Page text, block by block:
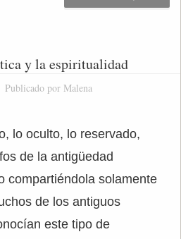
y la espiritualidad
Publicado por Malena
lo oculto, lo reservado,
de la antigüedad
compartiéndola solamente
de los antiguos
este tipo de